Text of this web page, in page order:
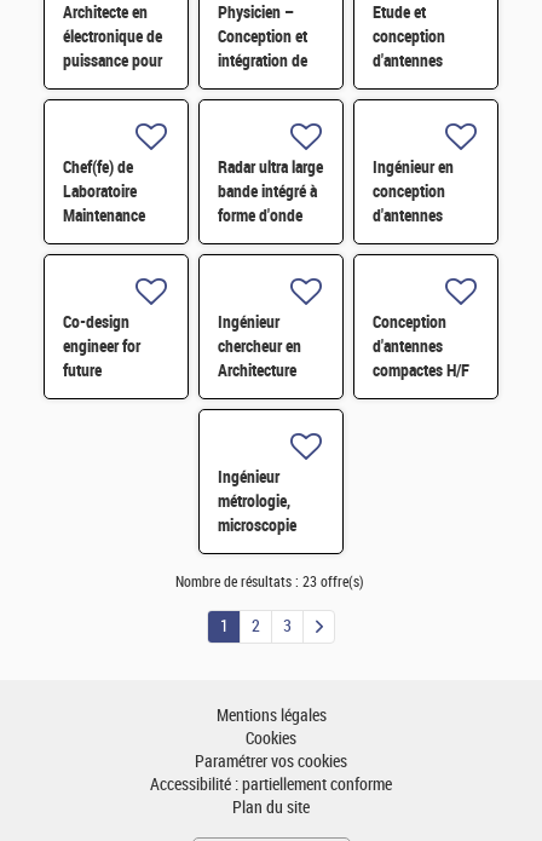
Architecte en
électronique de
puissance pour
application
Physicien –
Conception et
intégration de
capteurs
Etude et
conception
d'antennes
millimétriques
Chef(fe) de
Laboratoire
Maintenance
H/F
Radar ultra large
bande intégré à
forme d'onde
agile : théorie et
Ingénieur en
conception
d'antennes
compactes
électroniquement
H/F
Co-design
engineer for
future
computing
Ingénieur
chercheur en
Architecture
Système et
Conception
d'antennes
compactes H/F
Ingénieur
métrologie,
microscopie
électronique H/F
Nombre de résultats : 23 offre(s)
1 2 3
Mentions légales
Cookies
Paramétrer vos cookies
Accessibilité : partiellement conforme
Plan du site